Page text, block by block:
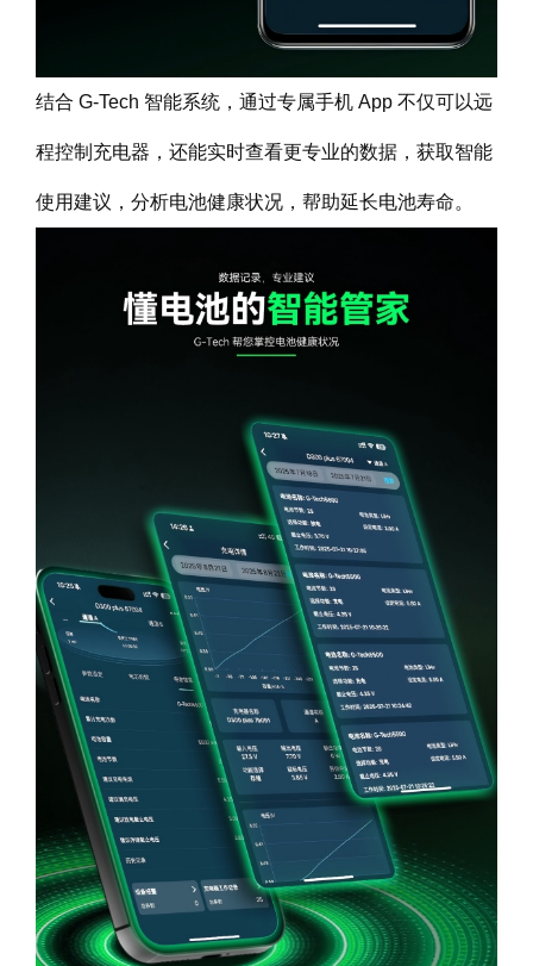
结合 G-Tech 智能系统，通过专属手机 App 不仅可以远
程控制充电器，还能实时查看更专业的数据，获取智能
使用建议，分析电池健康状况，帮助延长电池寿命。